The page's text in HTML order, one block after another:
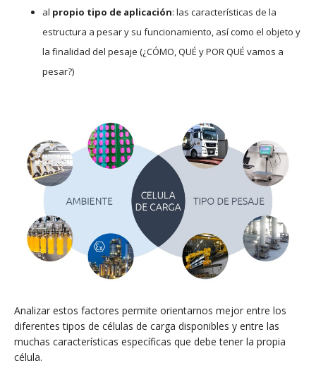
al propio tipo de aplicación: las características de la
estructura a pesar y su funcionamiento, así como el objeto y
la finalidad del pesaje (¿CÓMO, QUÉ y POR QUÉ vamos a
pesar?)
Analizar estos factores permite orientarnos mejor entre los
diferentes tipos de células de carga disponibles y entre las
muchas características específicas que debe tener la propia
célula.